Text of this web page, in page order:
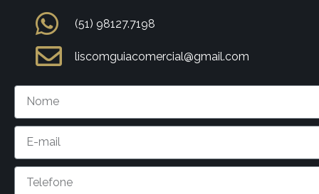
(51) 98127.7198
liscomguiacomercial@gmail.com